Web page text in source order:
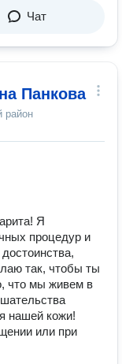
Чат
Панкова
район
Я
процедур и
так, чтобы ты
что мы живем в
нашей кожи! ⠀
или при